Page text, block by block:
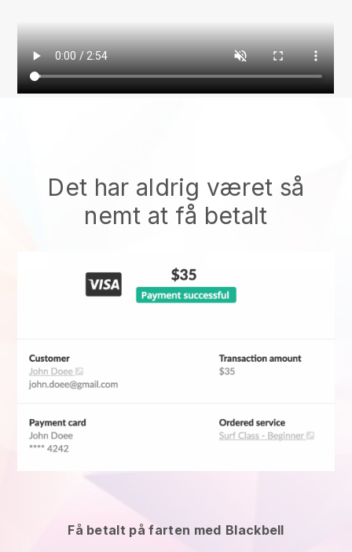
Det har aldrig været så
nemt at få betalt
Få betalt på farten med Blackbell